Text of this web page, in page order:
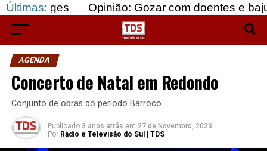
Últimas:
Opinião: Gozar com doentes e bajular os
AGENDA
Concerto de Natal em Redondo
Conjunto de obras do período Barroco.
Publicado 3 anos atrás em 27 de Novembro, 2023
Por Rádio e Televisão do Sul | TDS